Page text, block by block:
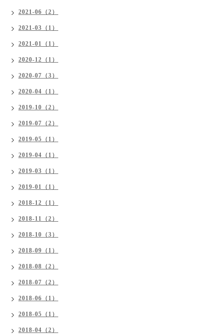
2021-06（2）
2021-03（1）
2021-01（1）
2020-12（1）
2020-07（3）
2020-04（1）
2019-10（2）
2019-07（2）
2019-05（1）
2019-04（1）
2019-03（1）
2019-01（1）
2018-12（1）
2018-11（2）
2018-10（3）
2018-09（1）
2018-08（2）
2018-07（2）
2018-06（1）
2018-05（1）
2018-04（2）